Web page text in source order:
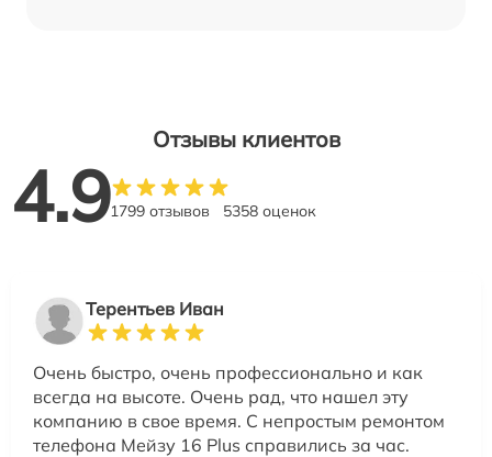
Отзывы клиентов
4.91799 отзывов 5358 оценок
Терентьев Иван
Очень быстро, очень профессионально и как
всегда на высоте. Очень рад, что нашел эту
компанию в свое время. С непростым ремонтом
телефона Мейзу 16 Plus справились за час.